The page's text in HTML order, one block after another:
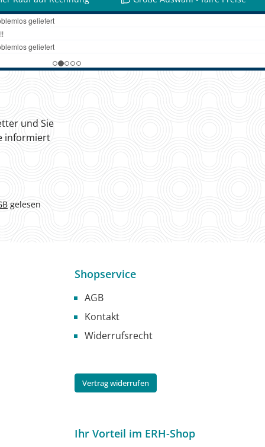
und Sie
informiert
gelesen
Shopservice
AGB
Kontakt
Widerrufsrecht
Vertrag widerrufen
Ihr Vorteil im ERH-Shop